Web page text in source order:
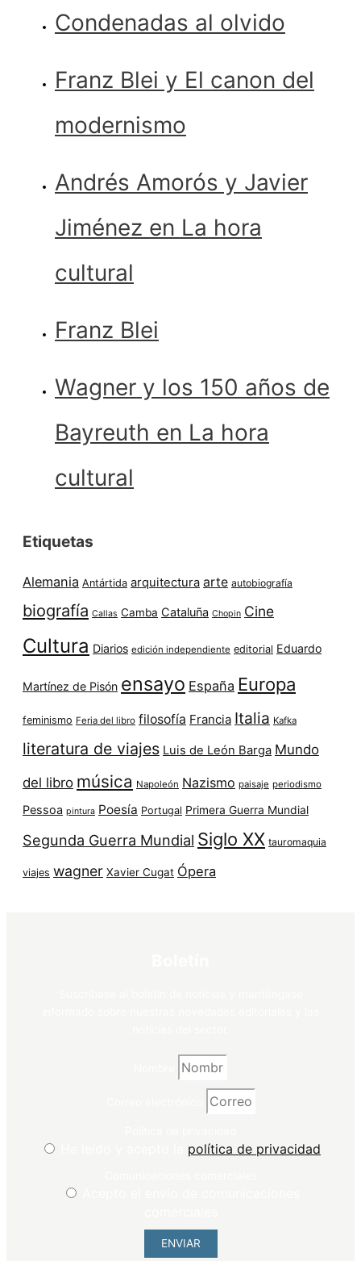
Condenadas al olvido
Franz Blei y El canon del
modernismo
Andrés Amorós y Javier
Jiménez en La hora
cultural
Franz Blei
Wagner y los 150 años de
Bayreuth en La hora
cultural
Etiquetas
Alemania Antártida arquitectura arte autobiografía
biografía Callas Camba Cataluña Chopin Cine
Cultura Diarios edición independiente editorial Eduardo
Martínez de Pisón ensayo España Europa
feminismo Feria del libro filosofía Francia Italia Kafka
literatura de viajes Luis de León Barga Mundo
del libro música Napoleón Nazismo paisaje periodismo
Pessoa pintura Poesía Portugal Primera Guerra Mundial
Segunda Guerra Mundial Siglo XX tauromaquia
viajes wagner Xavier Cugat Ópera
política de privacidad
ENVIAR